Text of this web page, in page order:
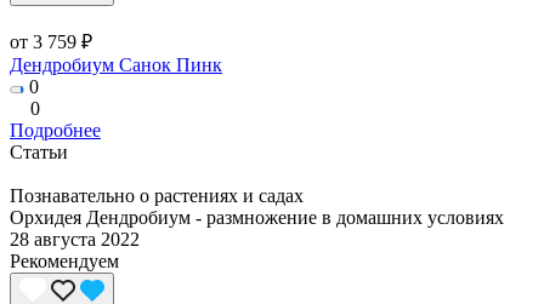
от 3 759 ₽
Дендробиум Санок Пинк
0
0
Подробнее
Статьи
Познавательно о растениях и садах
Орхидея Дендробиум - размножение в домашних условиях
28 августа 2022
Рекомендуем